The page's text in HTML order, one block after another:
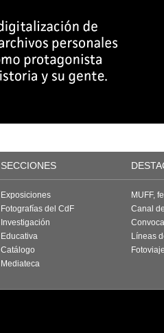
SECCIONES
Exposiciones
Fotografías del CdF
Investigación
Educativa
Catálogo
Mediateca
MUFF,
Canal
Líneas